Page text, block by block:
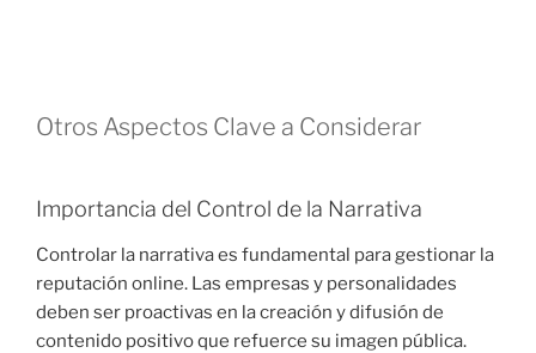
Otros Aspectos Clave a Considerar
Importancia del Control de la Narrativa
Controlar la narrativa es fundamental para gestionar la
reputación online. Las empresas y personalidades
deben ser proactivas en la creación y difusión de
contenido positivo que refuerce su imagen pública.